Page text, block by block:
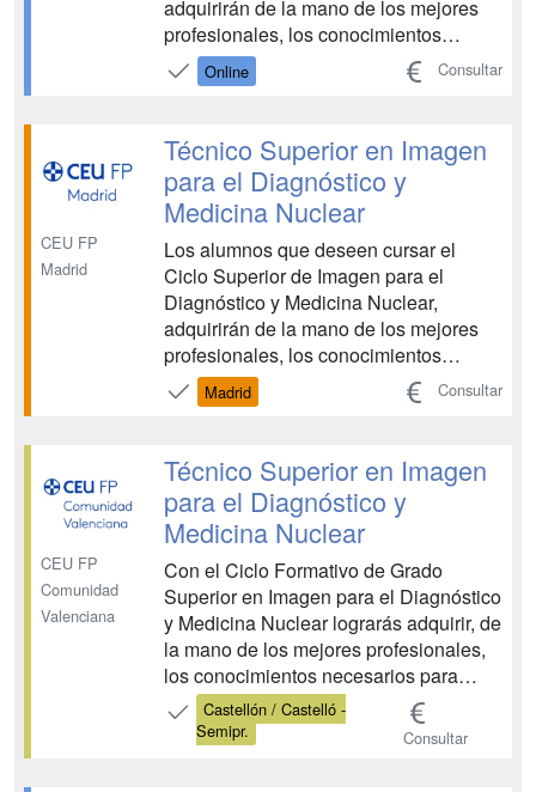
adquirirán de la mano de los mejores
profesionales, los conocimientos
necesarios para obtener registros
gráficos del cuerpo humano utilizando
computarizada, de resonancia
magnética, de SPECT y PET. Además
el ISE...
Online Consultar
CEU FP
Madrid
Técnico Superior en Imagen
para el Diagnóstico y
Medicina Nuclear
Los alumnos que deseen cursar el
Ciclo Superior de Imagen para el
Diagnóstico y Medicina Nuclear,
adquirirán de la mano de los mejores
profesionales, los conocimientos
necesarios para obtener registros
gráficos del cuerpo humano utilizando
computarizada, de resonancia
magnética, de SPECT y PET. Además
el ISE...
Madrid Consultar
CEU FP
Comunidad
Valenciana
Técnico Superior en Imagen
para el Diagnóstico y
Medicina Nuclear
Con el Ciclo Formativo de Grado
Superior en Imagen para el Diagnóstico
y Medicina Nuclear lograrás adquirir, de
la mano de los mejores profesionales,
los conocimientos necesarios para
obtener registros gráficos del cuerpo
humano utilizando equipos de
diagnóstico por imagen y de medicina
Castellón / Castelló -
Semipr.
Consultar